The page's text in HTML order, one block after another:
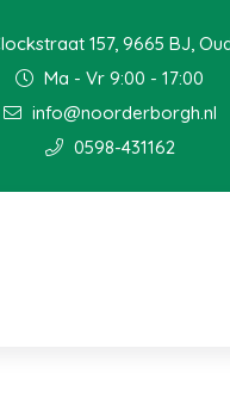
157, 9665 BJ,
Ma - Vr 9:00 - 17:00
info@noorderborgh.nl
0598-431162